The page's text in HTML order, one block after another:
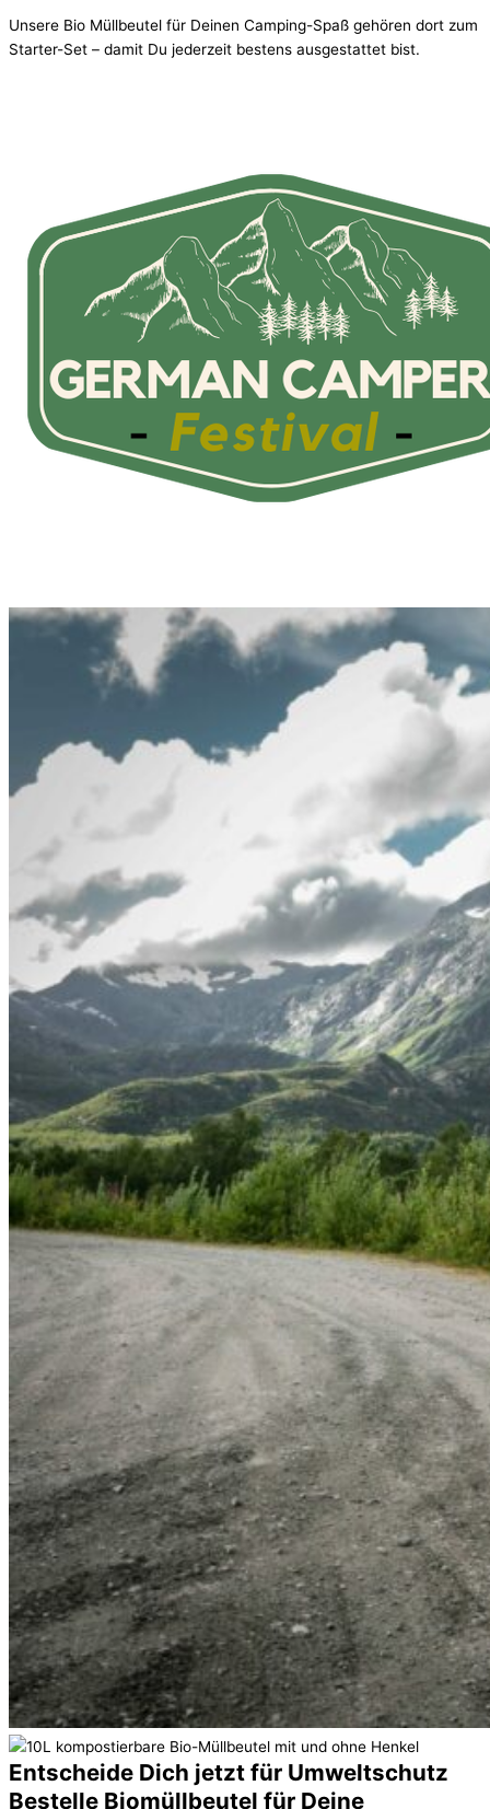
Unsere Bio Müllbeutel für Deinen Camping-Spaß gehören dort zum
Starter-Set – damit Du jederzeit bestens ausgestattet bist.
Entscheide Dich jetzt für Umweltschutz
Bestelle Biomüllbeutel für Deine